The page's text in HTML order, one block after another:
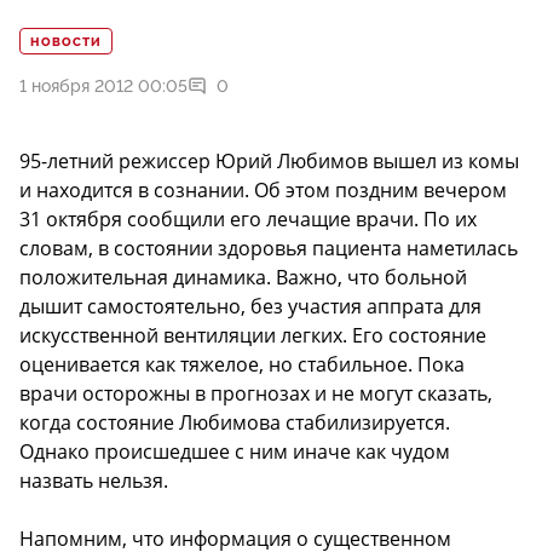
НОВОСТИ
1 ноября 2012 00:05 0
95-летний режиссер Юрий Любимов вышел из комы
и находится в сознании. Об этом поздним вечером
31 октября сообщили его лечащие врачи. По их
словам, в состоянии здоровья пациента наметилась
положительная динамика. Важно, что больной
дышит самостоятельно, без участия аппрата для
искусственной вентиляции легких. Его состояние
оценивается как тяжелое, но стабильное. Пока
врачи осторожны в прогнозах и не могут сказать,
когда состояние Любимова стабилизируется.
Однако происшедшее с ним иначе как чудом
назвать нельзя.
Напомним, что информация о существенном